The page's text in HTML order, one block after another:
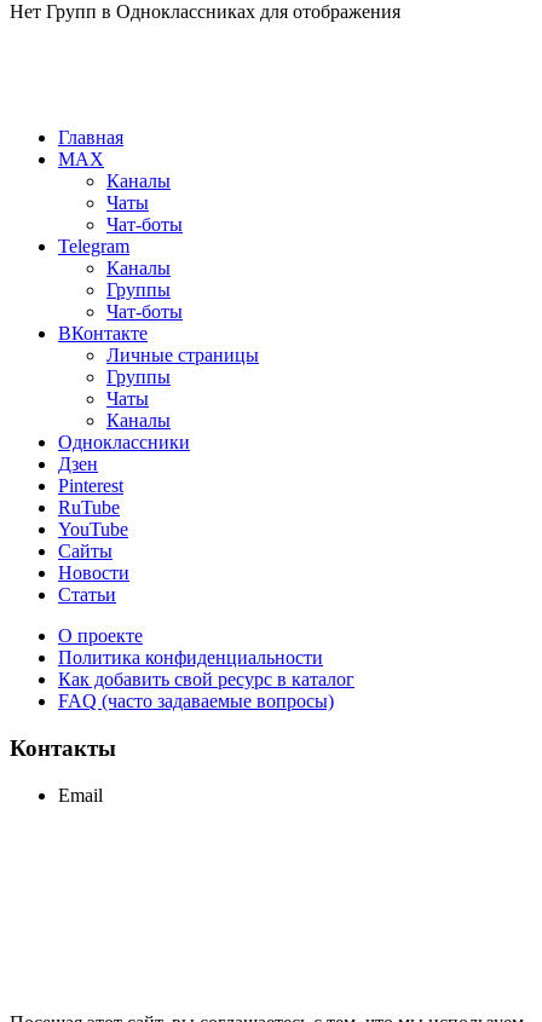
Нет Групп в Одноклассниках для отображения
Главная
MAX
Каналы
Чаты
Чат-боты
Telegram
Каналы
Группы
Чат-боты
ВКонтакте
Личные страницы
Группы
Чаты
Каналы
Одноклассники
Дзен
Pinterest
RuTube
YouTube
Сайты
Новости
Статьи
О проекте
Политика конфиденциальности
Как добавить свой ресурс в каталог
FAQ (часто задаваемые вопросы)
Контакты
Email